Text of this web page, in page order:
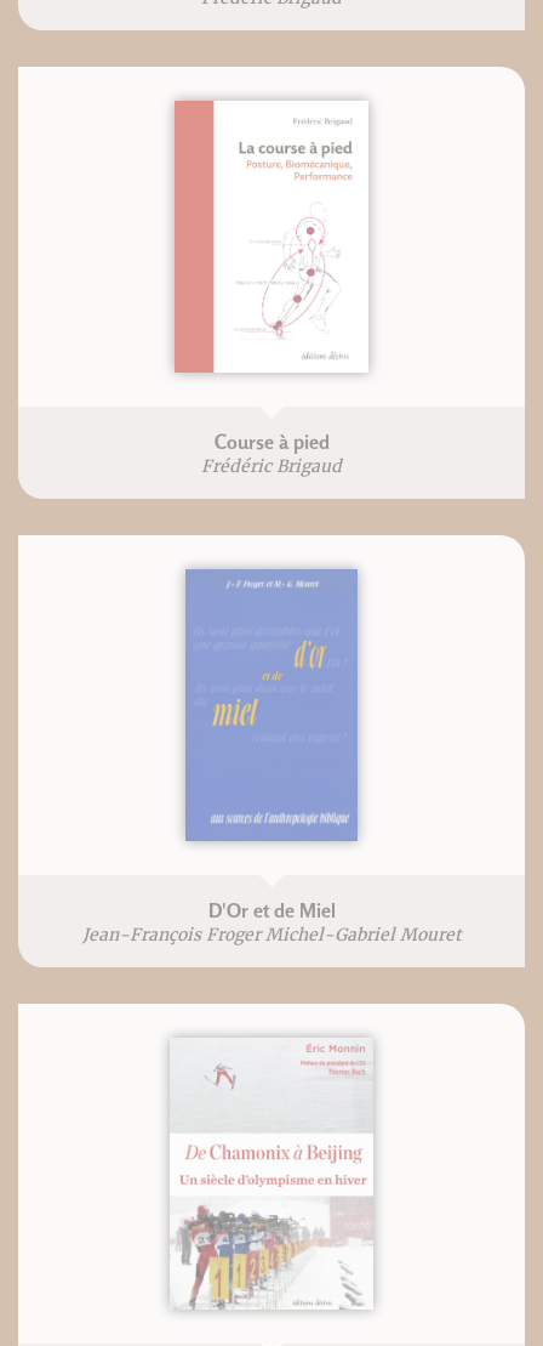
Course à pied
Frédéric Brigaud
D'Or et de Miel
Jean-François Froger Michel-Gabriel Mouret